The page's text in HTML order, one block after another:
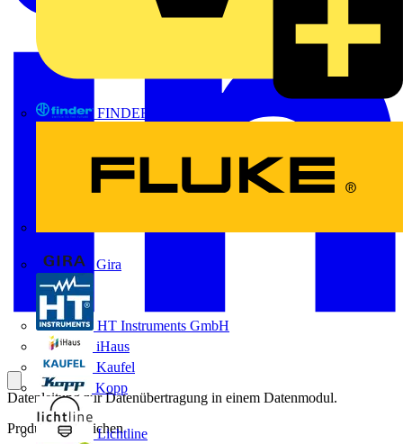
FINDER
Gira
HT Instruments GmbH
iHaus
Kaufel
Kopp
Lichtline
Datenleitung zur Datenübertragung in einem Datenmodul.
Produktkennzeichen